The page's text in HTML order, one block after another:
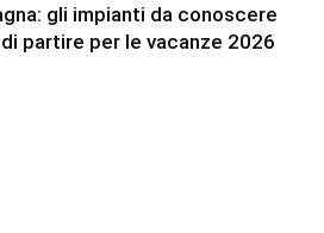
gli impianti da conoscere
partire per le vacanze 2026